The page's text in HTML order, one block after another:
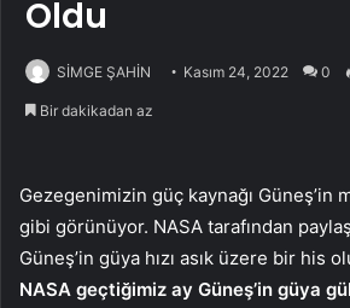
Oldu
SİMGE ŞAHİN Kasım 24, 2022 0
Bir dakikadan az
Gezegenimizin güç kaynağı Güneş’in
gibi görünüyor. NASA tarafından
Güneş’in güya hızı asık üzere bir his
NASA geçtiğimiz ay Güneş’in güya